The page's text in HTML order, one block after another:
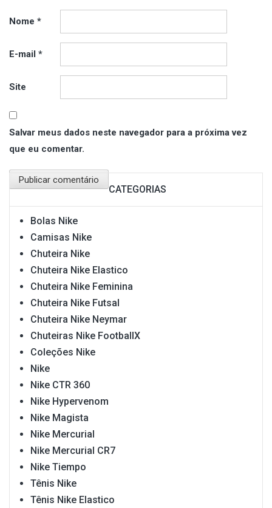
Nome *
E-mail *
Site
Salvar meus dados neste navegador para a próxima vez
que eu comentar.
CATEGORIAS
Bolas Nike
Camisas Nike
Chuteira Nike
Chuteira Nike Elastico
Chuteira Nike Feminina
Chuteira Nike Futsal
Chuteira Nike Neymar
Chuteiras Nike FootballX
Coleções Nike
Nike
Nike CTR 360
Nike Hypervenom
Nike Magista
Nike Mercurial
Nike Mercurial CR7
Nike Tiempo
Tênis Nike
Tênis Nike Elastico